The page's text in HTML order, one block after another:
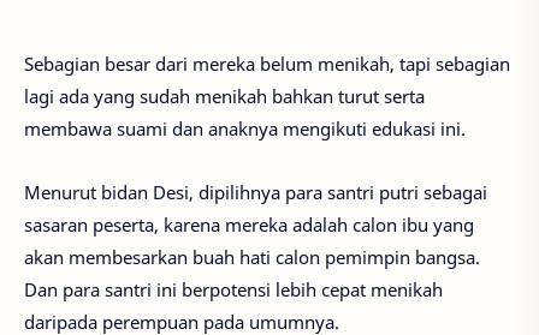
Sebagian besar dari mereka belum menikah, tapi sebagian
lagi ada yang sudah menikah bahkan turut serta
membawa suami dan anaknya mengikuti edukasi ini.
Menurut bidan Desi, dipilihnya para santri putri sebagai
sasaran peserta, karena mereka adalah calon ibu yang
akan membesarkan buah hati calon pemimpin bangsa.
Dan para santri ini berpotensi lebih cepat menikah
daripada perempuan pada umumnya.